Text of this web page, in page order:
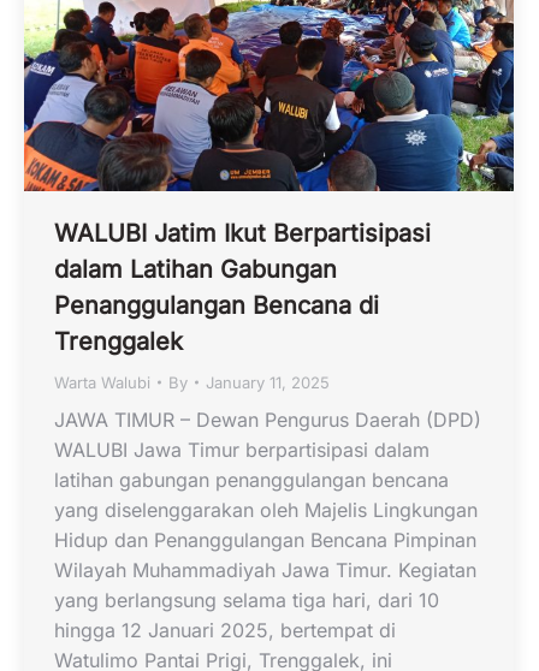
WALUBI Jatim Ikut Berpartisipasi
dalam Latihan Gabungan
Penanggulangan Bencana di
Trenggalek
Warta Walubi By January 11, 2025
JAWA TIMUR – Dewan Pengurus Daerah (DPD)
WALUBI Jawa Timur berpartisipasi dalam
latihan gabungan penanggulangan bencana
yang diselenggarakan oleh Majelis Lingkungan
Hidup dan Penanggulangan Bencana Pimpinan
Wilayah Muhammadiyah Jawa Timur. Kegiatan
yang berlangsung selama tiga hari, dari 10
hingga 12 Januari 2025, bertempat di
Watulimo Pantai Prigi, Trenggalek, ini